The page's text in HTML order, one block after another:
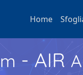
Home
- AIR